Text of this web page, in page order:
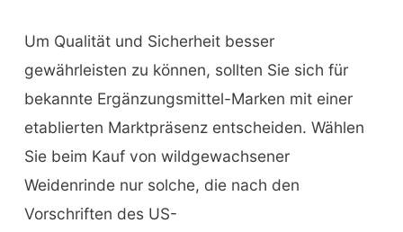
Um Qualität und Sicherheit besser
gewährleisten zu können, sollten Sie sich für
bekannte Ergänzungsmittel-Marken mit einer
etablierten Marktpräsenz entscheiden. Wählen
Sie beim Kauf von wildgewachsener
Weidenrinde nur solche, die nach den
Vorschriften des US-